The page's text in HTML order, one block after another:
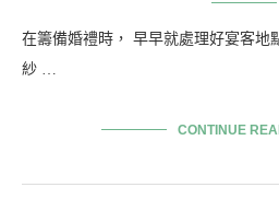
在籌備婚禮時， 早早就處理好宴客地
紗 …
CONTINUE